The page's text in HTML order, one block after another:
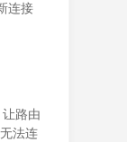
连接
路由
法连